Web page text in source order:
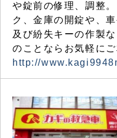
や錠前の修理、調整
ク、金庫の開錠や、
及び紛失キーの作製
のことならお気軽にご
http://